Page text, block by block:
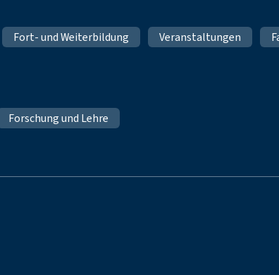
Fort- und Weiterbildung Veranstaltungen
Forschung und Lehre